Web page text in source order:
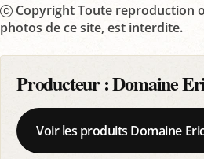
Copyright Toute reproduction
photos de ce site, est interdite.
Producteur :Domaine
Voir les produits Domaine